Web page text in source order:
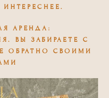
АРЕНДА:
ВЫ ЗАБИРАЕТЕ С
ОБРАТНО СВОИМИ